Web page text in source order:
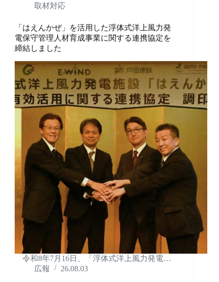
取材対応
「はえんかぜ」を活用した浮体式洋上風力発
電保守管理人材育成事業に関する連携協定を
締結しました
令和8年7月16日、「浮体式洋上風力発電…
広報
26.08.03